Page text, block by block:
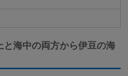
と海中の両方から伊豆の海